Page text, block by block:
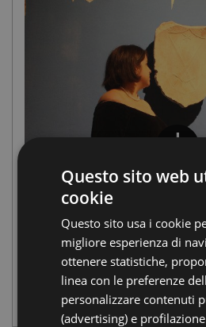
Silenzi
donne
passato
ARCHEOLOGICO FORLIMPOPOLI
Questo sito web
cookie
Questo sito usa i cookie
migliore esperienza di
ottenere statistiche,
linea con le preferenze
personalizzare contenuti
(advertising) e